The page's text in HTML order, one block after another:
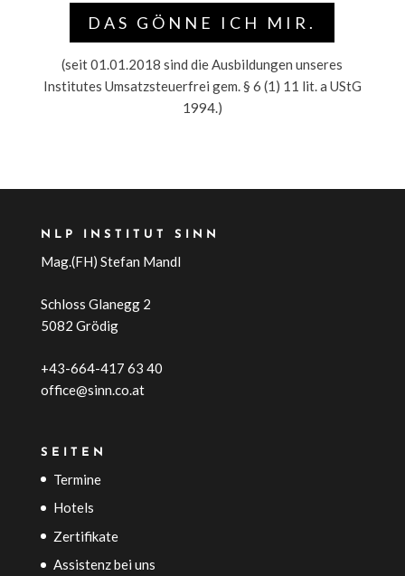
DAS GÖNNE ICH MIR.
(seit 01.01.2018 sind die Ausbildungen unseres
Institutes Umsatzsteuerfrei gem. § 6 (1) 11 lit. a UStG
1994.)
NLP INSTITUT SINN
Mag.(FH) Stefan Mandl
Schloss Glanegg 2
5082 Grödig
+43-664-417 63 40
office@sinn.co.at
SEITEN
Termine
Hotels
Zertifikate
Assistenz bei uns